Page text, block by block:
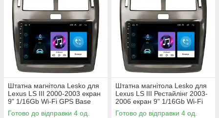
Штатна магнітола Lesko для
Lexus LS III 2000-2003 екран
9" 1/16Gb Wi-Fi GPS Base
Лексус 4 шт.
Готово до відправки 4 од.
Штатна магнітола Lesko для
Lexus LS III Рестайлінг 2003-
2006 екран 9" 1/16Gb Wi-Fi
GPS Base 4 шт.
Готово до відправки 4 од.